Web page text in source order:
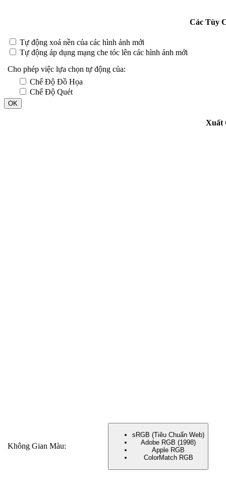
Các Tùy
Tự động xoá nền của các hình ảnh mới
Tự động áp dụng mạng che tóc lên các hình ảnh mới
Cho phép việc lựa chọn tự động của:
Chế Độ Đồ Họa
Chế Độ Quét
OK
Xuất
Không Gian Màu:
sRGB (Tiêu Chuẩn Web)
Adobe RGB (1998)
Apple RGB
ColorMatch RGB